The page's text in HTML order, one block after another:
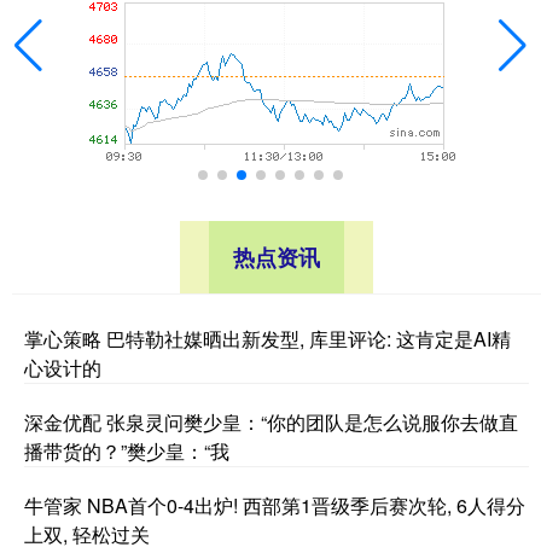
热点资讯
掌心策略 巴特勒社媒晒出新发型, 库里评论: 这肯定是AI精
心设计的
深金优配 张泉灵问樊少皇：“你的团队是怎么说服你去做直
播带货的？”樊少皇：“我
牛管家 NBA首个0-4出炉! 西部第1晋级季后赛次轮, 6人得分
上双, 轻松过关